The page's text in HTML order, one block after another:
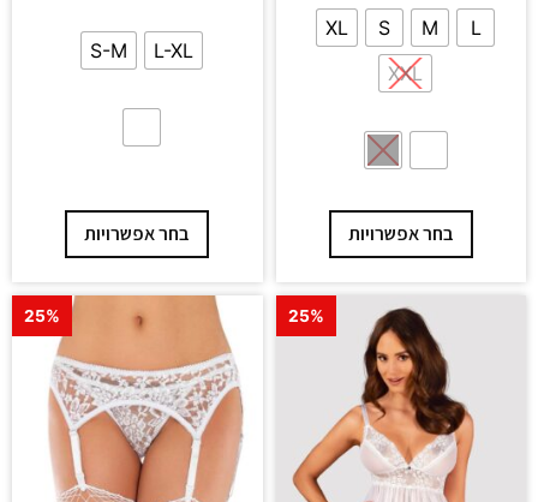
L
M
S
XL
XXL
בחר אפשרויות
L-XL
S-M
בחר אפשרויות
25%
25%